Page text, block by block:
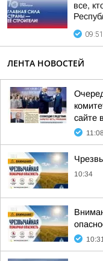
все,
09:51
ЛЕНТА НОВОСТЕЙ
сайте
11:08
10:34